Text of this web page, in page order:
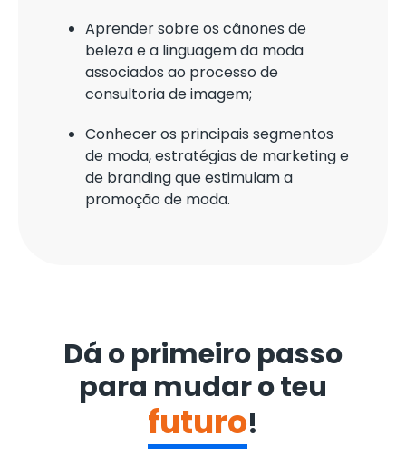
Aprender sobre os cânones de
beleza e a linguagem da moda
associados ao processo de
consultoria de imagem;
Conhecer os principais segmentos
de moda, estratégias de marketing e
de branding que estimulam a
promoção de moda.
Dá o primeiro passo
para mudar o teu
futuro!